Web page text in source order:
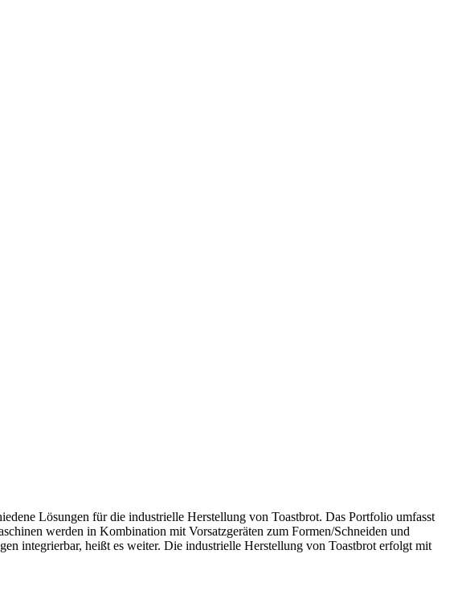
Lösungen für die industrielle Herstellung von Toastbrot. Das Portfolio umfasst
werden in Kombination mit Vorsatzgeräten zum Formen/Schneiden und
integrierbar, heißt es weiter. Die industrielle Herstellung von Toastbrot erfolgt mit